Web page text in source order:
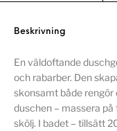
Beskrivning
En väldoftande
och rabarber. Den
skonsamt både
duschen – massera
skölj. I badet – tillsätt